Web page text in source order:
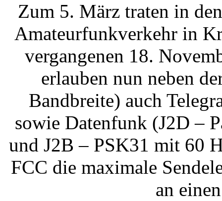
Zum 5. März traten in
Amateurfunkverkehr in
vergangenen 18.
erlauben nun neben
Bandbreite) auch
sowie Datenfunk (J2D –
und J2B – PSK31 mit 60
FCC die maximale
an